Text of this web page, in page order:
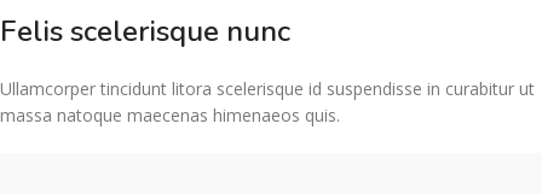
Felis scelerisque nunc
Ullamcorper tincidunt litora scelerisque id suspendisse in curabitur ut
massa natoque maecenas himenaeos quis.